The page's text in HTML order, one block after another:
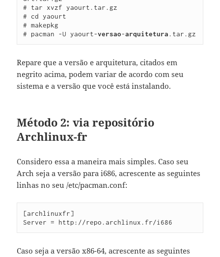
# tar xvzf yaourt.tar.gz
# cd yaourt
# makepkg
# pacman -U yaourt-versao-arquitetura.tar.gz
Repare que a versão e arquitetura, citados em
negrito acima, podem variar de acordo com seu
sistema e a versão que você está instalando.
Método 2: via repositório
Archlinux-fr
Considero essa a maneira mais simples. Caso seu
Arch seja a versão para i686, acrescente as seguintes
linhas no seu /etc/pacman.conf:
[archlinuxfr]
Server = http://repo.archlinux.fr/i686
Caso seja a versão x86-64, acrescente as seguintes